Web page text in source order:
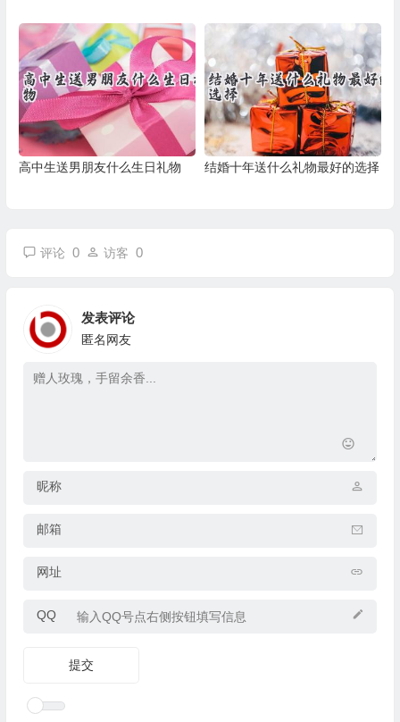
高中生送男朋友什么生日礼物 结婚十年送什么礼物最好的选择
评论 0 访客 0
发表评论
匿名网友
昵称
邮箱
网址
QQ